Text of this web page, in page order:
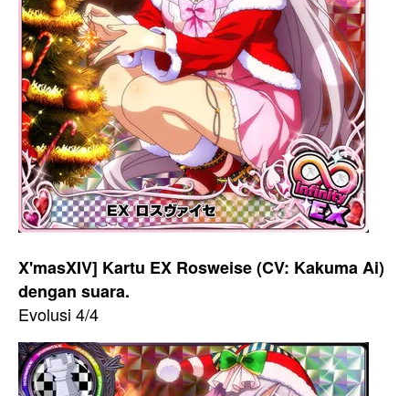
X'masXIV] Kartu EX Rosweise (CV: Kakuma Ai)
dengan suara.
Evolusi 4/4